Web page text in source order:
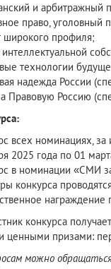
и арбитражный
право, уголовный
широкого профиля;
технологии
надежда России
Правовую Россию
всех номинациях,
2025 года по 01
в номинации «СМИ
конкурса
награждение
конкурса
ценными призами:
можно